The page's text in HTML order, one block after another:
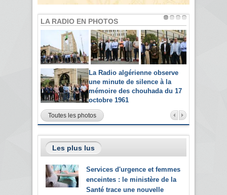
LA RADIO EN PHOTOS
La Radio algérienne observe
une minute de silence à la
mémoire des chouhada du 17
octobre 1961
Toutes les photos
Les plus lus
Services d'urgence et femmes
enceintes : le ministère de la
Santé trace une nouvelle